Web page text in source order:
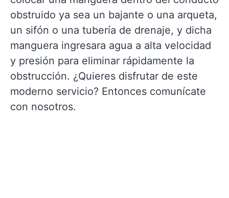
obstruido ya sea un bajante o una arqueta,
un sifón o una tubería de drenaje, y dicha
manguera ingresara agua a alta velocidad
y presión para eliminar rápidamente la
obstrucción. ¿Quieres disfrutar de este
moderno servicio? Entonces comunícate
con nosotros.